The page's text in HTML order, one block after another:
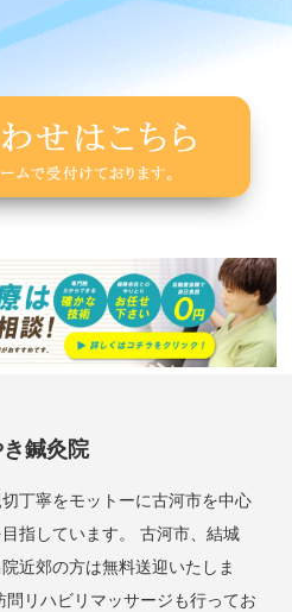
鍼灸院
丁寧をモットーに古河市を中心
指しています。 古河市、結城
近郊の方は無料送迎いたしま
リハビリマッサージも行ってお